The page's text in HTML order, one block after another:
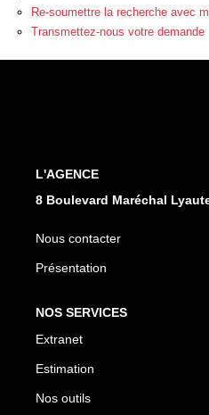
Re-soumettre la recherche avec
Transmettez-nous votre demande
L'AGENCE
8 Boulevard Maréchal
Nous contacter
Présentation
NOS SERVICES
Extranet
Estimation
Nos outils